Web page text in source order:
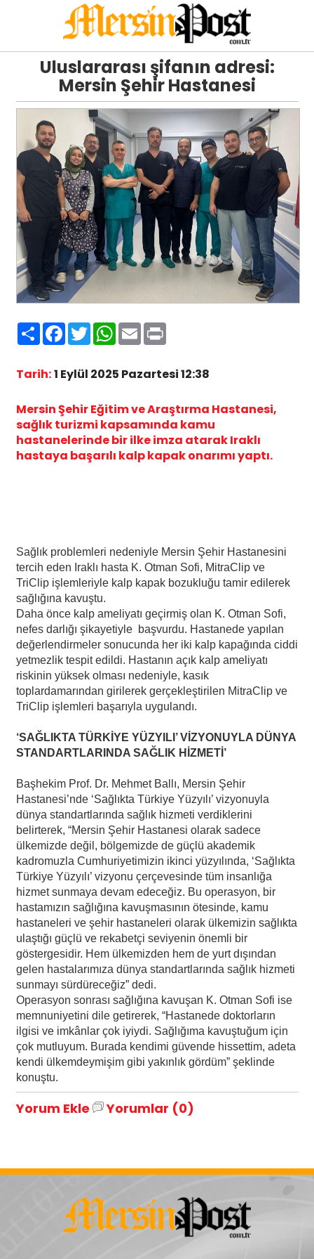
Uluslararası şifanın adresi:
Mersin Şehir Hastanesi
PaylaşFacebook
TwitterWhatsApp
EmailPrint
Tarih:1 Eylül 2025 Pazartesi 12:38
Mersin Şehir Eğitim ve Araştırma Hastanesi,
sağlık turizmi kapsamında kamu
hastanelerinde bir ilke imza atarak Iraklı
hastaya başarılı kalp kapak onarımı yaptı.
Sağlık problemleri nedeniyle Mersin Şehir Hastanesini
tercih eden Iraklı hasta K. Otman Sofi, MitraClip ve
TriClip işlemleriyle kalp kapak bozukluğu tamir edilerek
sağlığına kavuştu.
Daha önce kalp ameliyatı geçirmiş olan K. Otman Sofi,
nefes darlığı şikayetiyle başvurdu. Hastanede yapılan
değerlendirmeler sonucunda her iki kalp kapağında ciddi
yetmezlik tespit edildi. Hastanın açık kalp ameliyatı
riskinin yüksek olması nedeniyle, kasık
toplardamarından girilerek gerçekleştirilen MitraClip ve
TriClip işlemleri başarıyla uygulandı.
‘SAĞLIKTA TÜRKİYE YÜZYILI’ VİZYONUYLA DÜNYA
STANDARTLARINDA SAĞLIK HİZMETİ’
Başhekim Prof. Dr. Mehmet Ballı, Mersin Şehir
Hastanesi’nde ‘Sağlıkta Türkiye Yüzyılı’ vizyonuyla
dünya standartlarında sağlık hizmeti verdiklerini
belirterek, “Mersin Şehir Hastanesi olarak sadece
ülkemizde değil, bölgemizde de güçlü akademik
kadromuzla Cumhuriyetimizin ikinci yüzyılında, ‘Sağlıkta
Türkiye Yüzyılı’ vizyonu çerçevesinde tüm insanlığa
hizmet sunmaya devam edeceğiz. Bu operasyon, bir
hastamızın sağlığına kavuşmasının ötesinde, kamu
hastaneleri ve şehir hastaneleri olarak ülkemizin sağlıkta
ulaştığı güçlü ve rekabetçi seviyenin önemli bir
göstergesidir. Hem ülkemizden hem de yurt dışından
gelen hastalarımıza dünya standartlarında sağlık hizmeti
sunmayı sürdüreceğiz” dedi.
Operasyon sonrası sağlığına kavuşan K. Otman Sofi ise
memnuniyetini dile getirerek, “Hastanede doktorların
ilgisi ve imkânlar çok iyiydi. Sağlığıma kavuştuğum için
çok mutluyum. Burada kendimi güvende hissettim, adeta
kendi ülkemdeymişim gibi yakınlık gördüm” şeklinde
konuştu.
Yorum Ekle Yorumlar (0)